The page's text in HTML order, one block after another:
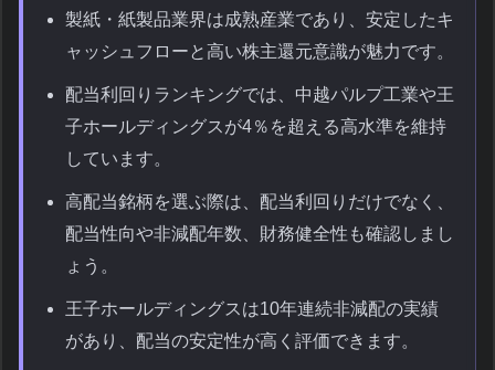
製紙・紙製品業界は成熟産業であり、安定したキ
ャッシュフローと高い株主還元意識が魅力です。
配当利回りランキングでは、中越パルプ工業や王
子ホールディングスが4％を超える高水準を維持
しています。
高配当銘柄を選ぶ際は、配当利回りだけでなく、
配当性向や非減配年数、財務健全性も確認しまし
ょう。
王子ホールディングスは10年連続非減配の実績
があり、配当の安定性が高く評価できます。